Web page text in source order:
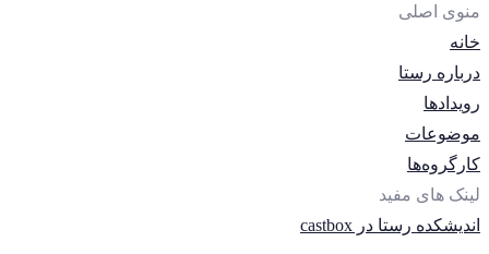
منوی اصلی
خانه
درباره رستا
رویدادها
موضوعات
کارگروه‌ها
لینک های مفید
اندیشکده رستا در castbox